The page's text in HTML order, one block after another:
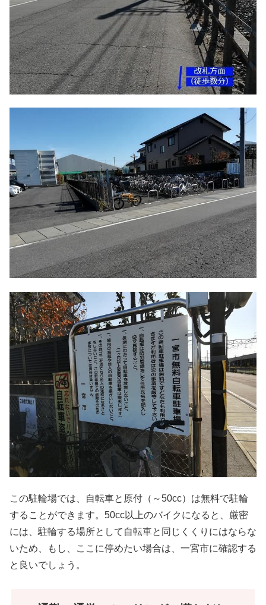
この駐輪場では、自転車と原付（～50cc）は無料で駐輪
することができます。50cc以上のバイクになると、厳密
には、駐輪する場所として自転車と同じくくりにはならな
いため、もし、ここに停めたい場合は、一宮市に確認する
と良いでしょう。